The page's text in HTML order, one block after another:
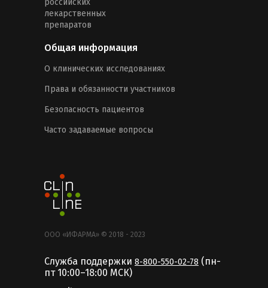
российских
лекарственных
препаратов
Общая информация
О клинических исследованиях
Права и обязанности участников
Безопасность пациентов
Часто задаваемые вопросы
ООО «ИФАРМА» © 2018 - 2023
Служба поддержки 8-800-550-02-78 (пн-
пт 10:00–18:00 MCК)